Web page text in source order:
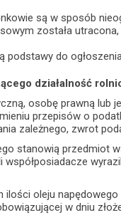
są w sposób
została
podstawy do
działalność
osobę prawną lub
przepisów o
zależnego, zwrot
stanowią przedmiot
oleju
w dniu